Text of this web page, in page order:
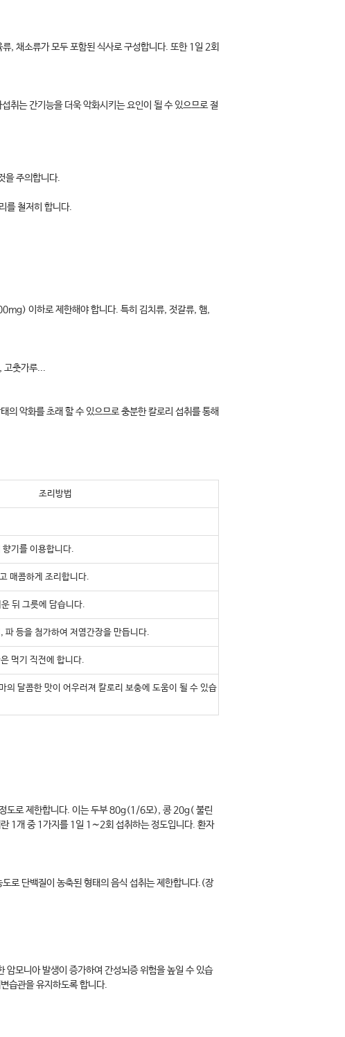
, 채소류가 모두 포함된 식사로 구성합니다. 또한 1일 2회
취는 간기능을 더욱 악화시키는 요인이 될 수 있으므로 절
을 주의합니다.
를 철저히 합니다.
이하로 제한해야 합니다. 특히 김치류, 젓갈류, 햄,
고춧가루...
의 악화를 초래 할 수 있으므로 충분한 칼로리 섭취를 통해
조리방법
기를 이용합니다.
매콤하게 조리합니다.
뒤 그릇에 담습니다.
파 등을 첨가하여 저염간장을 만듭니다.
먹기 직전에 합니다.
의 달콤한 맛이 어우러져 칼로리 보충에 도움이 될 수 있습
도로 제한합니다. 이는 두부 80g(1/6모), 콩 20g( 불린
1개 중 1가지를 1일 1∼2회 섭취하는 정도입니다. 환자
로 단백질이 농축된 형태의 음식 섭취는 제한합니다.(장
암모니아 발생이 증가하여 간성뇌증 위험을 높일 수 있습
습관을 유지하도록 합니다.